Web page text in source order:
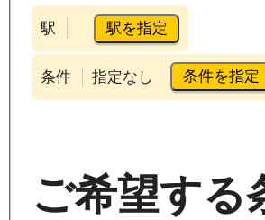
駅 駅を指定
条件 指定なし 条件を指定
ご希望する